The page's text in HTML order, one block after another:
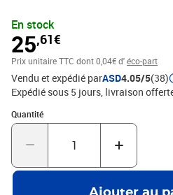
planning en début et fin de cahier
jours par mois. Le Papier 110 g/m2
spécialement étudié pour reposer la
facile et nette. Il est certifié FSC®, un
responsable des forêts. La
nos papeteries Clairefontaine, elle
écologique car également certifiée
Exacompta sont fabriqués à 100% en
En stock
25,61€
Prix unitaire TTC dont 0,04€ d'éco-part
Vendu et expédié parASD4.05/5(38)
Expédié sous 5 jours livraison
Quantité
Quantité : 1